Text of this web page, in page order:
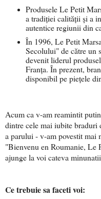
Produsele Le Petit
a tradiţiei calităţii şi a
autentice regiunii din
În 1996, Le Petit
Secolului" de către un
devenit liderul
Franţa. În prezent,
disponibil pe pieţele
Acum ca v-am reamintit
dintre cele mai iubite
a parului - v-am povestit mai
"Bienvenu en Roumanie, Le
ajunge la voi cateva
Ce trebuie sa faceti voi: